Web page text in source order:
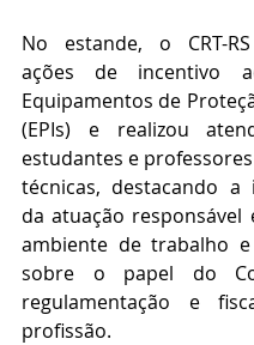
No estande, o CRT-
ações de incentivo
Equipamentos de
(EPIs) e realizou
estudantes e
técnicas, destacando a
da atuação responsável
ambiente de trabalho
sobre o papel do
regulamentação e
profissão.